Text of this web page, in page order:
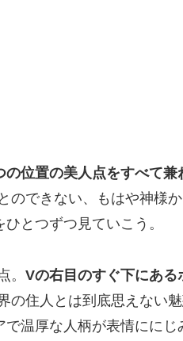
の位置の美人点をすべて兼
のできない、もはや神様
とつずつ見ていこう。
。 Vの右目のすぐ下にある
の住人とは到底思えない
で温厚な人柄が表情にに